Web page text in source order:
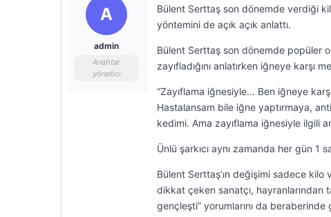
A
admin
Anahtar
yönetici
Bülent Serttaş son dönemde verdiği
yöntemini de açık açık anlattı.
Bülent Serttaş son dönemde popüler
zayıfladığını anlatırken iğneye karşı
“Zayıflama iğnesiyle… Ben iğneye
Hastalansam bile iğne yaptırmaya,
kedimi. Ama zayıflama iğnesiyle ilgili
Ünlü şarkıcı aynı zamanda her gün 1
Bülent Serttaş’ın değişimi sadece kilo
dikkat çeken sanatçı, hayranlarından
gençleşti” yorumlarını da beraberinde